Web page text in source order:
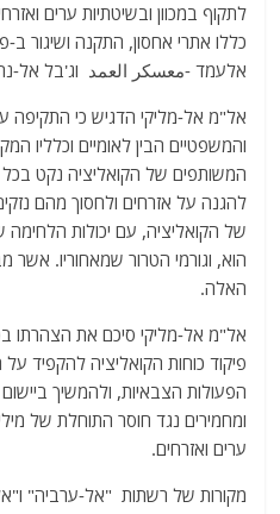
לתקוף במכוון ובשיטתיות ערים
כללו אתרי אחסון, התקנה ושיגור
אלעמד -معسكر العمد וג'בל אל-
אל"מ אל-מליקי הדגיש כי התקיפה
והמשפטיים הבין לאומיים וכלליו
המשותפים של הקואליציה נקט
להגנה על אזרחים ולחסוך מהם
של הקואליציה, עם יכולות
הוא, וגורמי הטרור שמאחוריו.
האלה.
אל"מ אל-מליקי סיכם את הצהרתו
פיקוד כוחות הקואליציה להקפיד
הפעולות הצבאיות, ולהמשיך
ומחמירים נגד חוסר התוחלת של
ערים ואזרחים.
מקורות של רשתות "אל-ערביה"